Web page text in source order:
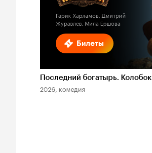
Билеты
Гарик Харламов, Дмитрий
Журавлев, Мила Ершова
Последний богатырь. Колобок
2026, комедия